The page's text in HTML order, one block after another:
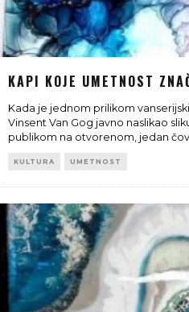
KAPI KOJE UMETNOST
Kada je jednom prilikom
Vinsent Van Gog javno naslikao
publikom na otvorenom, jedan
KULTURA UMETNOST